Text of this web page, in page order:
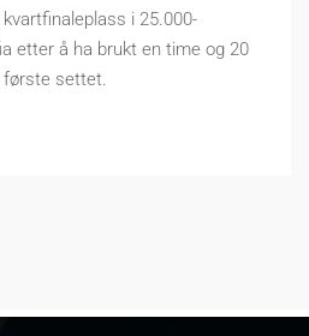
i 25.000-
etter å ha brukt en time og 20
første settet.